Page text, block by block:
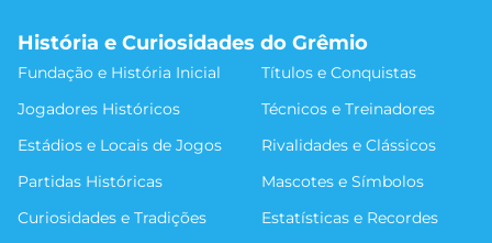
História e Curiosidades do Grêmio
Fundação e História Inicial
Títulos e Conquistas
Jogadores Históricos
Técnicos e Treinadores
Estádios e Locais de Jogos
Rivalidades e Clássicos
Partidas Históricas
Mascotes e Símbolos
Curiosidades e Tradições
Estatísticas e Recordes